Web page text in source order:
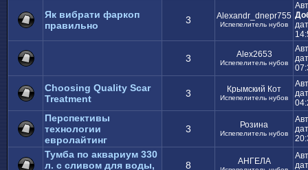
Як вибрати фаркоп
правильно
3 Alexandr_dnepr755
Испепелитель нубов
3 Alex2653
Испепелитель нубов
Choosing Quality Scar
Treatment
3 Крымский Кот
Испепелитель нубов
Перспективы
технологии
евролайтинг
3 Розина
Испепелитель нубов
Тумба по аквариум 330
л. c сливом для воды,
8 АНГЕЛА